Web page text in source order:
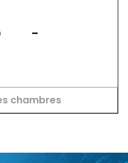
-
chambres